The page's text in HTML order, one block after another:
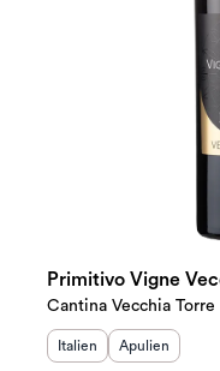
Primitivo Vigne
Cantina Vecchia Torre
Herkunftsland:
Italien Herkunftsregion
Apulien